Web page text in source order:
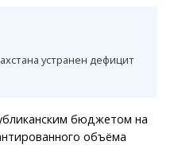
устранен дефицит
бюджетом на
объёма